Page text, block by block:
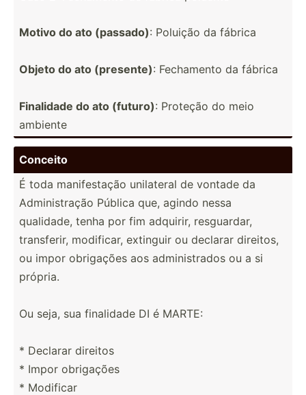
Motivo do ato (passado): Poluição da fábrica
Objeto do ato (presente): Fechamento da fábrica
Finalidade do ato (futuro): Proteção do meio
ambiente
Conceito
É toda manife­stação unilateral de vontade da
Admini­stração Pública que, agindo nessa
qualidade, tenha por fim adquirir, resgua­rdar,
transf­erir, modificar, extinguir ou declarar direitos,
ou impor obrigações aos admini­strados ou a si
própria.
Ou seja, sua finalidade DI é MARTE:
* Declarar direitos
* Impor obrigações
* Modificar